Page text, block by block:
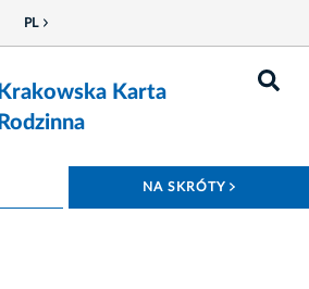
PL
Krakowska Karta
Rodzinna
NA SKRÓTY